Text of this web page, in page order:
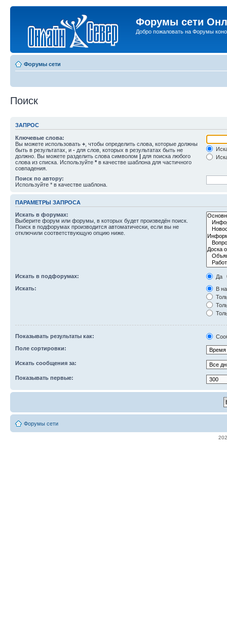
Форумы сети
Добро пожаловать на Форумы
Форумы сети
Поиск
ЗАПРОС
Ключевые слова:
Вы можете использовать + , чтобы определить слова, которые должны
быть в результатах, и - для слов, которых в результатах быть не
должно. Вы можете разделить слова символом | для поиска любого
слова из списка. Используйте * в качестве шаблона для частичного
совпадения.
Поиск по автору:
Используйте * в качестве шаблона.
ПАРАМЕТРЫ ЗАПРОСА
Искать в форумах:
Выберите форум или форумы, в которых будет произведён поиск.
Поиск в подфорумах производится автоматически, если вы не
отключили соответствующую опцию ниже.
Искать в подфорумах:
Да
Искать:
В
Показывать результаты как:
Поле сортировки:
Искать сообщения за:
Показывать первые:
Форумы сети